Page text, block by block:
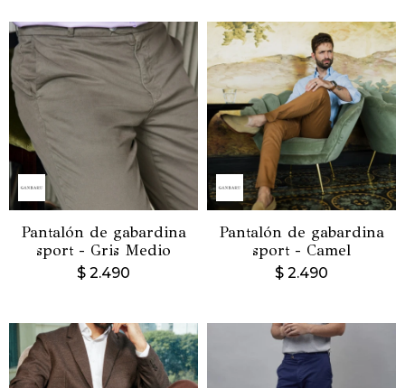
Pantalón de gabardina
sport - Gris Medio
$ 2.490
Pantalón de gabardina
sport - Camel
$ 2.490